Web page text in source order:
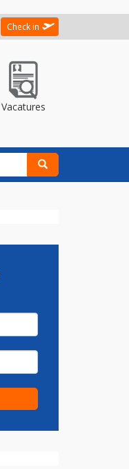
Check in
Vacatures